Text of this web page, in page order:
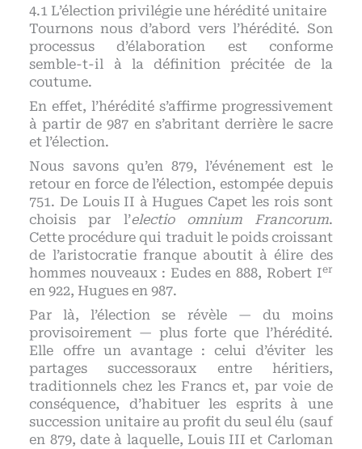
L’élection privilégie une hérédité unitaire
Tournons nous d’abord vers l’hérédité. Son
processus d’élaboration est conforme
semble-t-il à la définition précitée de la
coutume.
En effet, l’hérédité s’affirme progressivement
à partir de 987 en s’abritant derrière le sacre
et l’élection.
Nous savons qu’en 879, l’événement est le
retour en force de l’élection, estompée depuis
751. De Louis II à Hugues Capet les rois sont
choisis par l’electio omnium Francorum.
Cette procédure qui traduit le poids croissant
de l’aristocratie franque aboutit à élire des
hommes nouveaux : Eudes en 888, Robert Ier
en 922, Hugues en 987.
Par là, l’élection se révèle — du moins
provisoirement — plus forte que l’hérédité.
Elle offre un avantage : celui d’éviter les
partages successoraux entre héritiers,
traditionnels chez les Francs et, par voie de
conséquence, d’habituer les esprits à une
succession unitaire au profit du seul élu (sauf
en 879, date à laquelle, Louis III et Carloman